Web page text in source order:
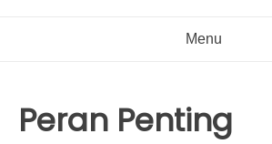
Menu
Peran Penting